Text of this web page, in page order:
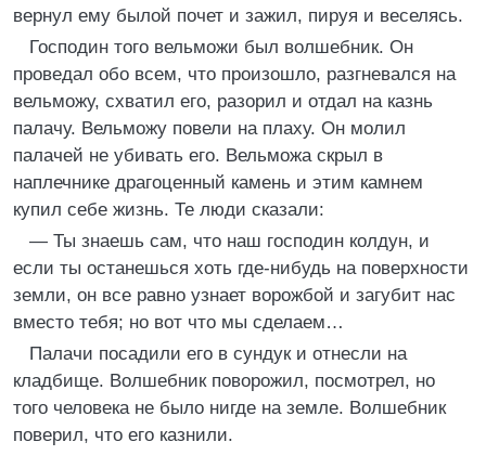
вернул ему былой почет и зажил, пируя и веселясь.
Господин того вельможи был волшебник. Он
проведал обо всем, что произошло, разгневался на
вельможу, схватил его, разорил и отдал на казнь
палачу. Вельможу повели на плаху. Он молил
палачей не убивать его. Вельможа скрыл в
наплечнике драгоценный камень и этим камнем
купил себе жизнь. Те люди сказали:
— Ты знаешь сам, что наш господин колдун, и
если ты останешься хоть где-нибудь на поверхности
земли, он все равно узнает ворожбой и загубит нас
вместо тебя; но вот что мы сделаем…
Палачи посадили его в сундук и отнесли на
кладбище. Волшебник поворожил, посмотрел, но
того человека не было нигде на земле. Волшебник
поверил, что его казнили.